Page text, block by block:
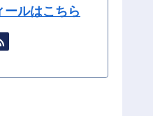
ルはこちら